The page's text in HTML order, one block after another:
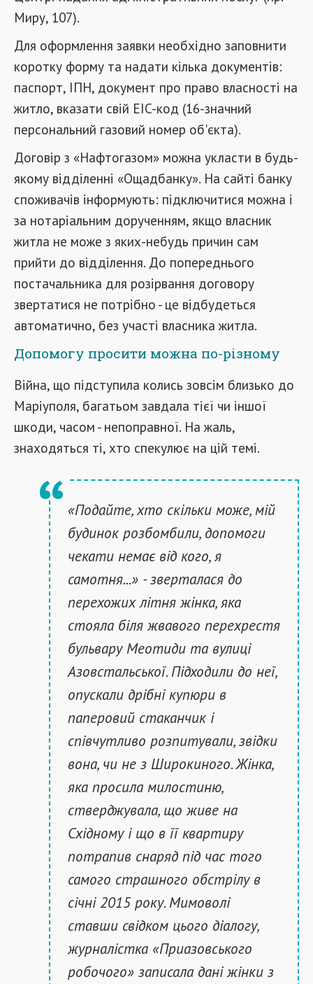
Миру, 107).
Для оформлення заявки необхідно заповнити
коротку форму та надати кілька документів:
паспорт, ІПН, документ про право власності на
житло, вказати свій EIC-код (16-значний
персональний газовий номер об'єкта).
Договір з «Нафтогазом» можна укласти в будь-
якому відділенні «Ощадбанку». На сайті банку
споживачів інформують: підключитися можна і
за нотаріальним дорученням, якщо власник
житла не може з яких-небудь причин сам
прийти до відділення. До попереднього
постачальника для розірвання договору
звертатися не потрібно - це відбудеться
автоматично, без участі власника житла.
Допомогу просити можна по-різному
Війна, що підступила колись зовсім близько до
Маріуполя, багатьом завдала тієї чи іншої
шкоди, часом - непоправної. На жаль,
знаходяться ті, хто спекулює на цій темі.
«Подайте, хто скільки може, мій
будинок розбомбили, допомоги
чекати немає від кого, я
самотня...» - зверталася до
перехожих літня жінка, яка
стояла біля жвавого перехрестя
бульвару Меотиди та вулиці
Азовстальської. Підходили до неї,
опускали дрібні купюри в
паперовий стаканчик і
співчутливо розпитували, звідки
вона, чи не з Широкиного. Жінка,
яка просила милостиню,
стверджувала, що живе на
Східному і що в її квартиру
потрапив снаряд під час того
самого страшного обстрілу в
січні 2015 року. Мимоволі
ставши свідком цього діалогу,
журналістка «Приазовського
робочого» записала дані жінки з